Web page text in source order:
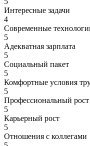
Интересные задачи
4
Современные
5
Адекватная зарплата
5
Социальный пакет
5
Комфортные условия
5
Профессиональный рост
5
Карьерный рост
5
Отношения с коллегами